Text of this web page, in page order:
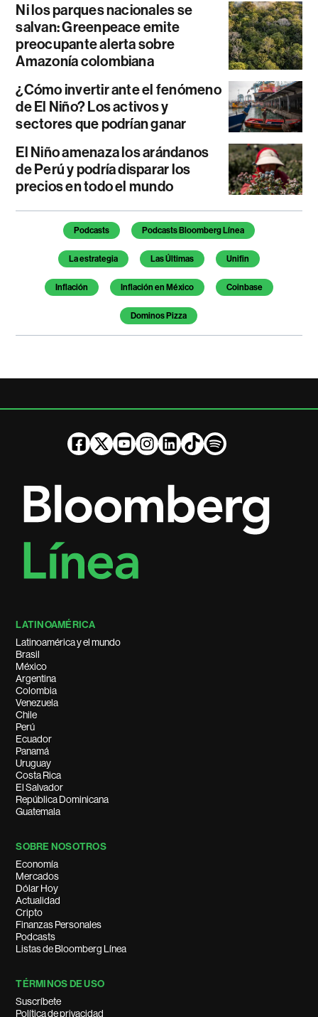
Ni los parques nacionales se
salvan: Greenpeace emite
preocupante alerta sobre
Amazonía colombiana
¿Cómo invertir ante el fenómeno
de El Niño? Los activos y
sectores que podrían ganar
El Niño amenaza los arándanos
de Perú y podría disparar los
precios en todo el mundo
Temas de este artículo
Podcasts Podcasts Bloomberg Línea
La estrategia Las Últimas Unifin
Inflación Inflación en México Coinbase
Dominos Pizza
LATINOAMÉRICA
Latinoamérica y el mundo
Brasil
México
Argentina
Colombia
Venezuela
Chile
Perú
Ecuador
Panamá
Uruguay
Costa Rica
El Salvador
República Dominicana
Guatemala
SOBRE NOSOTROS
Economía
Mercados
Dólar Hoy
Actualidad
Cripto
Finanzas Personales
Podcasts
Listas de Bloomberg Línea
TÉRMINOS DE USO
Suscríbete
Política de privacidad